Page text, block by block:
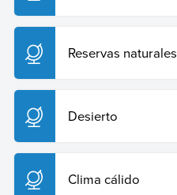
Reservas naturales
Desierto
Clima cálido